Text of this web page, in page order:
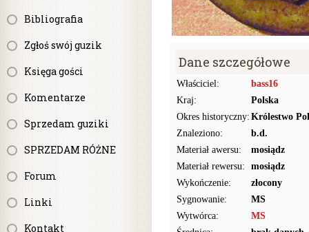
Bibliografia
Zgłoś swój guzik
Księga gości
Komentarze
Sprzedam guziki
SPRZEDAM RÓŻNE
Forum
Linki
Kontakt
Dane szczegółowe
Właściciel:
bass16
Kraj:
Polska
Okres historyczny: Królestwo
Znaleziono:
b.d.
Materiał awersu:
mosiądz
Materiał rewersu:
mosiądz
Wykończenie:
złocony
Sygnowanie:
MS
Wytwórca:
MS